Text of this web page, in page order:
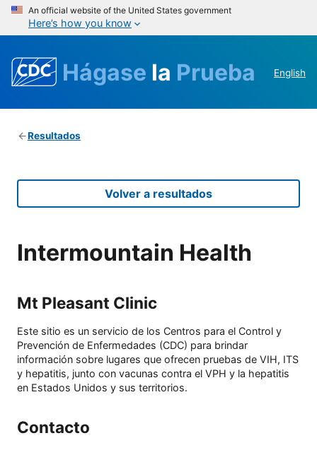
An official website of the United States government
Here’s how you know
Hágase la Prueba English
Resultados
Volver a resultados
Intermountain Health
Mt Pleasant Clinic
Este sitio es un servicio de los Centros para el Control y
Prevención de Enfermedades (CDC) para brindar
información sobre lugares que ofrecen pruebas de VIH, ITS
y hepatitis, junto con vacunas contra el VPH y la hepatitis
en Estados Unidos y sus territorios.
Contacto